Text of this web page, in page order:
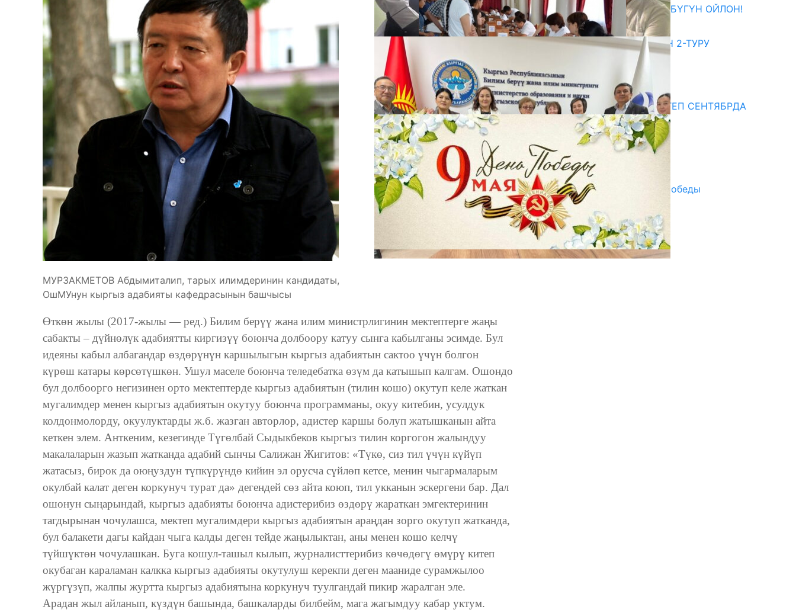
МУРЗАКМЕТОВ Абдымиталип, тарых илимдеринин кандидаты,
ОшМУнун кыргыз адабияты кафедрасынын башчысы
Өткөн жылы (2017-жылы — ред.) Билим берүү жана илим министрлигинин мектептерге жаңы
сабакты – дүйнөлүк адабиятты киргизүү боюнча долбоору катуу сынга кабылганы эсимде. Бул
идеяны кабыл албагандар өздөрүнүн каршылыгын кыргыз адабиятын сактоо үчүн болгон
күрөш катары көрсөтүшкөн. Ушул маселе боюнча теледебатка өзүм да катышып калгам. Ошондо
бул долбоорго негизинен орто мектептерде кыргыз адабиятын (тилин кошо) окутуп келе жаткан
мугалимдер менен кыргыз адабиятын окутуу боюнча программаны, окуу китебин, усулдук
колдонмолорду, окуулуктарды ж.б. жазган авторлор, адистер каршы болуп жатышканын айта
кеткен элем. Анткеним, кезегинде Түгөлбай Сыдыкбеков кыргыз тилин коргогон жалындуу
макалаларын жазып жатканда адабий сынчы Салижан Жигитов: «Түкө, сиз тил үчүн күйүп
жатасыз, бирок да оюңуздун түпкүрүндө кийин эл орусча сүйлөп кетсе, менин чыгармаларым
окулбай калат деген коркунуч турат да» дегендей сөз айта коюп, тил укканын эскергени бар. Дал
ошонун сыңарындай, кыргыз адабияты боюнча адистерибиз өздөрү жараткан эмгектеринин
тагдырынан чочулашса, мектеп мугалимдери кыргыз адабиятын араңдан зорго окутуп жатканда,
бул балакети дагы кайдан чыга калды деген тейде жаңылыктан, аны менен кошо келчү
түйшүктөн чочулашкан. Буга кошул-ташыл кылып, журналисттерибиз көчөдөгү өмүрү китеп
окубаган караламан калкка кыргыз адабияты окутулуш керекпи деген мааниде сурамжылоо
жүргүзүп, жалпы журтта кыргыз адабиятына коркунуч туулгандай пикир жаралган эле.
Арадан жыл айланып, күздүн башында, башкаларды билбейм, мага жагымдуу кабар уктум.
ӨЗҮҢДҮН КЕЛЕЧЕГИҢ ҮЧҮН БҮГҮН ОЙЛОН!
20.07.2026
ЖОЖДОРГО КАБЫЛ АЛУУНУН 2-ТУРУ
20.07.2026
Медиа
СУЗАКТА 750 ОРУНДУУ МЕКТЕП СЕНТЯБРДА
ПАЙДАЛАНУУГА БЕРИЛЕТ
07.08.2025
Улуу Жеңиштин жандуу сөзү
29.04.2025
Награды в преддверии Дня Победы
29.04.2025